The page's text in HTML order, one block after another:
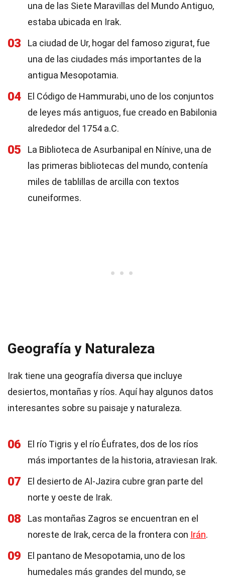
una de las Siete Maravillas del Mundo Antiguo,
estaba ubicada en Irak.
03
La ciudad de Ur, hogar del famoso zigurat, fue
una de las ciudades más importantes de la
antigua Mesopotamia.
04
El Código de Hammurabi, uno de los conjuntos
de leyes más antiguos, fue creado en Babilonia
alrededor del 1754 a.C.
05
La Biblioteca de Asurbanipal en Nínive, una de
las primeras bibliotecas del mundo, contenía
miles de tablillas de arcilla con textos
cuneiformes.
Geografía y Naturaleza
Irak tiene una geografía diversa que incluye
desiertos, montañas y ríos. Aquí hay algunos datos
interesantes sobre su paisaje y naturaleza.
06
El río Tigris y el río Éufrates, dos de los ríos
más importantes de la historia, atraviesan Irak.
07
El desierto de Al-Jazira cubre gran parte del
norte y oeste de Irak.
08
Las montañas Zagros se encuentran en el
noreste de Irak, cerca de la frontera con Irán.
09
El pantano de Mesopotamia, uno de los
humedales más grandes del mundo, se